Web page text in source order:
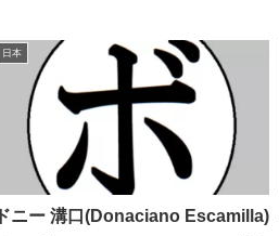
日本
ドニー 溝口(Donaciano Escamilla)